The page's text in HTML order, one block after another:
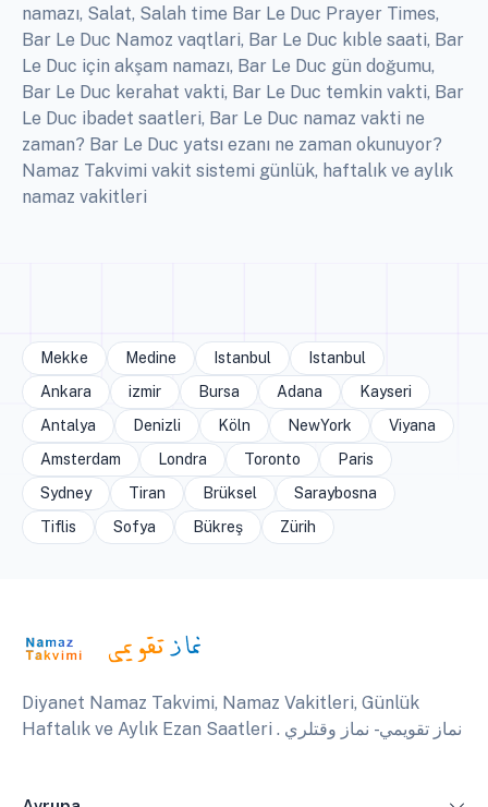
namazı, Salat, Salah time Bar Le Duc Prayer Times,
Bar Le Duc Namoz vaqtlari, Bar Le Duc kıble saati, Bar
Le Duc için akşam namazı, Bar Le Duc gün doğumu,
Bar Le Duc kerahat vakti, Bar Le Duc temkin vakti, Bar
Le Duc ibadet saatleri, Bar Le Duc namaz vakti ne
zaman? Bar Le Duc yatsı ezanı ne zaman okunuyor?
Namaz Takvimi vakit sistemi günlük, haftalık ve aylık
namaz vakitleri
Mekke Medine Istanbul
Istanbul
Ankara
izmir Bursa Adana
Kayseri
Antalya
Denizli Köln NewYork
Viyana
Amsterdam
Londra Toronto
Paris
Sydney
Tiran Brüksel
Saraybosna
Tiflis
Sofya Bükreş Zürih
Diyanet Namaz Takvimi, Namaz Vakitleri, Günlük
Haftalık ve Aylık Ezan Saatleri . نماز تقويمي - نماز وقتلري